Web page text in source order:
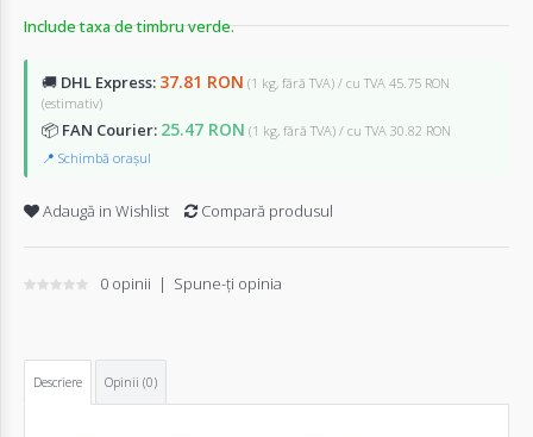
Include taxa de timbru verde.
🚚 DHL Express: 37.81 RON (1 kg, fără TVA) / cu TVA 45.75 RON
(estimativ)
📦 FAN Courier: 25.47 RON (1 kg, fără TVA) / cu TVA 30.82 RON
📍 Schimbă orașul
Adaugă in Wishlist Compară produsul
0 opinii | Spune-ţi opinia
Descriere Opinii (0)